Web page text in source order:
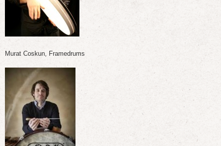
Murat Coskun, Framedrums